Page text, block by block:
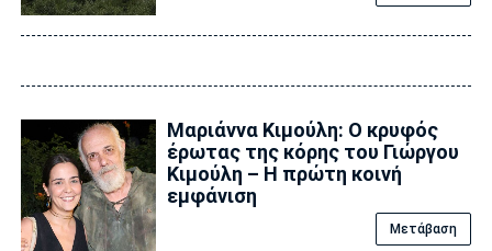
Μαριάννα Κιμούλη: Ο κρυφός
έρωτας της κόρης του Γιώργου
Κιμούλη – Η πρώτη κοινή
εμφάνιση
Μετάβαση